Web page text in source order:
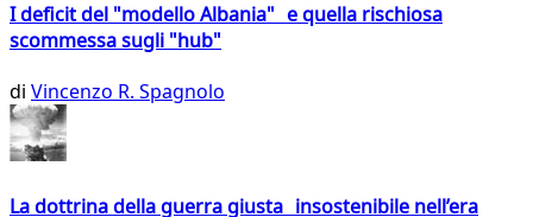
I deficit del "modello Albania" e quella rischiosa
scommessa sugli "hub"
di Vincenzo R. Spagnolo
La dottrina della guerra giusta insostenibile nell’era